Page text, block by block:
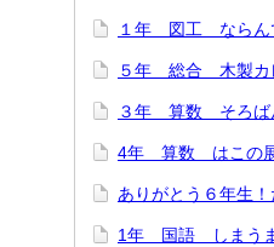
１年 図工 ならん
５年 総合 木製カ
３年 算数 そろば
4年 算数 はこの展
ありがとう６年生
1年 国語 しまうま